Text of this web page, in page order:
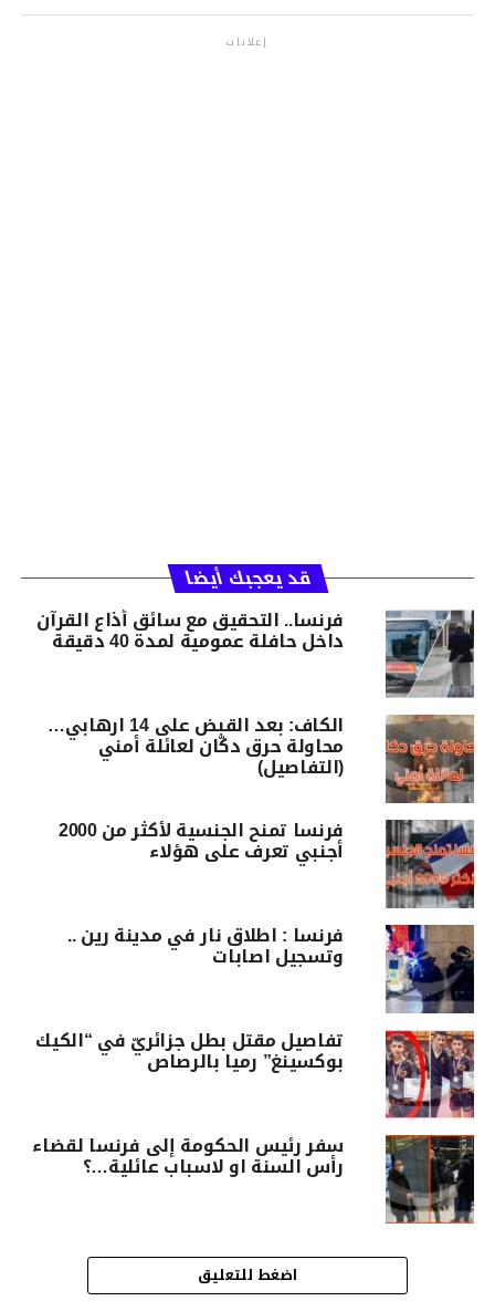
إعلانات
قد يعجبك أيضا
فرنسا.. التحقيق مع سائق أذاع القرآن
داخل حافلة عمومية لمدة 40 دقيقة
الكاف: بعد القبض على 14 ارهابي…
محاولة حرق دكّان لعائلة أمني
(التفاصيل)
فرنسا تمنح الجنسية لأكثر من 2000
أجنبي تعرف على هؤلاء
فرنسا : اطلاق نار في مدينة رين ..
وتسجيل اصابات
تفاصيل مقتل بطل جزائريّ في “الكيك
بوكسينغ” رميا بالرصاص
سفر رئيس الحكومة إلى فرنسا لقضاء
رأس السنة او لاسباب عائلية…؟
اضغط للتعليق